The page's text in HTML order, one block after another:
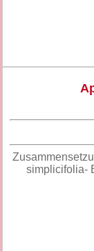
simplicifolia-